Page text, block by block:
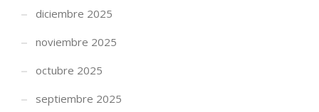
diciembre 2025
noviembre 2025
octubre 2025
septiembre 2025